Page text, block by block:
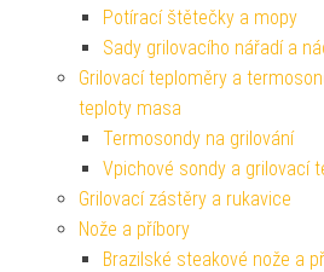
Potírací štětečky a mopy
Sady grilovacího nářadí a
Grilovací teploměry a
teploty masa
Termosondy na grilování
Vpichové sondy a grilovací
Grilovací zástěry a rukavice
Nože a příbory
Brazilské steakové nože a